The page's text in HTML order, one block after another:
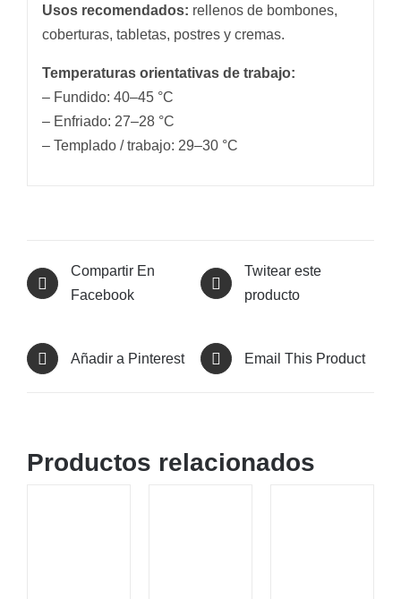
Usos recomendados: rellenos de bombones,
coberturas, tabletas, postres y cremas.
Temperaturas orientativas de trabajo:
– Fundido: 40–45 °C
– Enfriado: 27–28 °C
– Templado / trabajo: 29–30 °C
Compartir En
Facebook
Twitear este
producto
Añadir a Pinterest Email This Product
Productos relacionados